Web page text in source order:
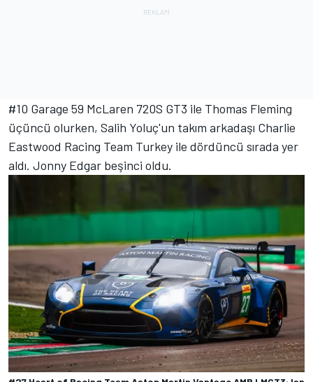
#10 Garage 59 McLaren 720S GT3 ile Thomas Fleming
üçüncü olurken, Salih Yoluç'un takım arkadaşı Charlie
Eastwood Racing Team Turkey ile dördüncü sırada yer
aldı. Jonny Edgar beşinci oldu.